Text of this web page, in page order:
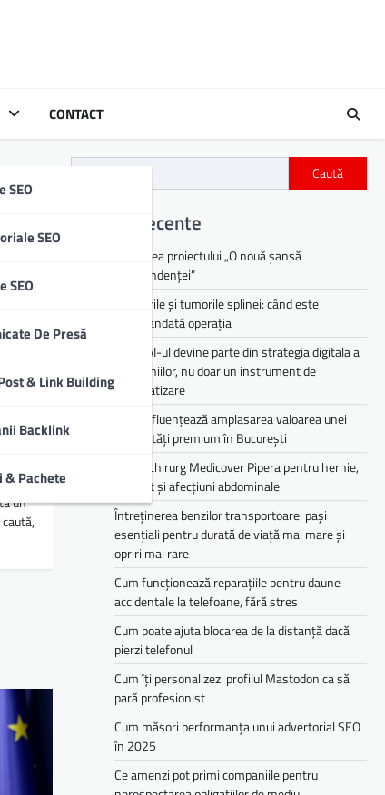
SEO
SEO
SEO
De Presă
& Link Building
Backlink
& Pachete
CONTACT
un
Caută
Articole recente
Lansarea proiectului „O nouă șansă
independenței”
Chisturile și tumorile splinei: când este
recomandată operația
De ce AI-ul devine parte din strategia digitala a
companiilor, nu doar un instrument de
automatizare
Cum influențează amplasarea valoarea unei
proprietăți premium în București
Medic chirurg Medicover Pipera pentru hernie,
colecist și afecțiuni abdominale
Întreținerea benzilor transportoare: pași
esențiali pentru durată de viață mai mare și
opriri mai rare
Cum funcționează reparațiile pentru daune
accidentale la telefoane, fără stres
Cum poate ajuta blocarea de la distanță dacă
pierzi telefonul
Cum îți personalizezi profilul Mastodon ca să
pară profesionist
Cum măsori performanța unui advertorial SEO
în 2025
Ce amenzi pot primi companiile pentru